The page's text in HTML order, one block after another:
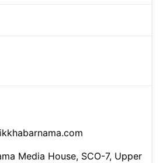
Media House, SCO-7, Upper